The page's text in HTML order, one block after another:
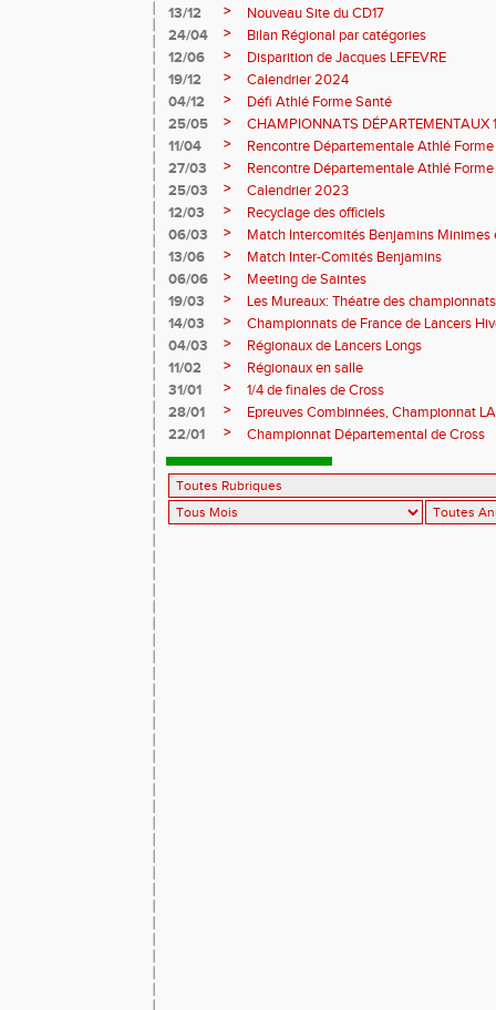
13/12 >
Nouveau Site du CD17
24/04
>
Bilan Régional par catégories
12/06
>
Disparition de Jacques LEFEVRE
19/12
>
Calendrier 2024
04/12
>
Défi Athlé Forme Santé
25/05
>
CHAMPIONNATS DÉPARTEMENTAUX
11/04
>
Rencontre Départementale Athlé
27/03
>
Rencontre Départementale Athlé
25/03
>
Calendrier 2023
12/03
>
Recyclage des officiels
06/03
>
Match Intercomités Benjamins Minimes
13/06
>
Match Inter-Comités Benjamins
06/06
>
Meeting de Saintes
19/03
>
Les Mureaux: Théatre des
14/03
>
Championnats de France de Lancers
04/03
>
Régionaux de Lancers Longs
11/02
>
Régionaux en salle
31/01
>
1/4 de finales de Cross
28/01
>
Epreuves Combinnées, Championnat
22/01
> Championnat Départemental de Cross